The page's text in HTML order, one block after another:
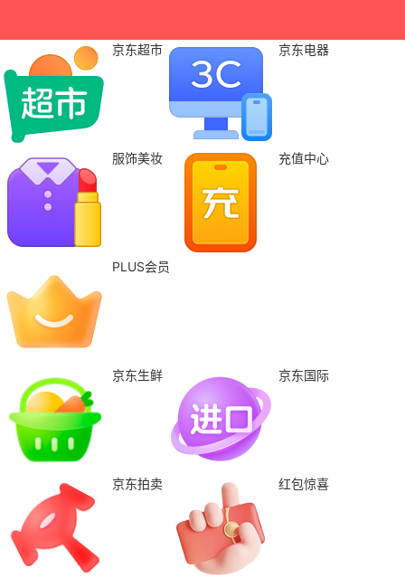
京东超市 京东电器
服饰美妆 充值中心
PLUS会员
京东生鲜 京东国际
京东拍卖 红包惊喜